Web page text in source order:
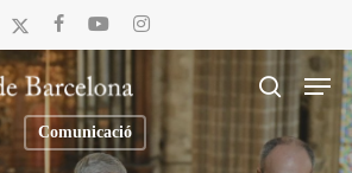
x-
twitter
facebookyoutube instagram
search
Menu
Comunicació